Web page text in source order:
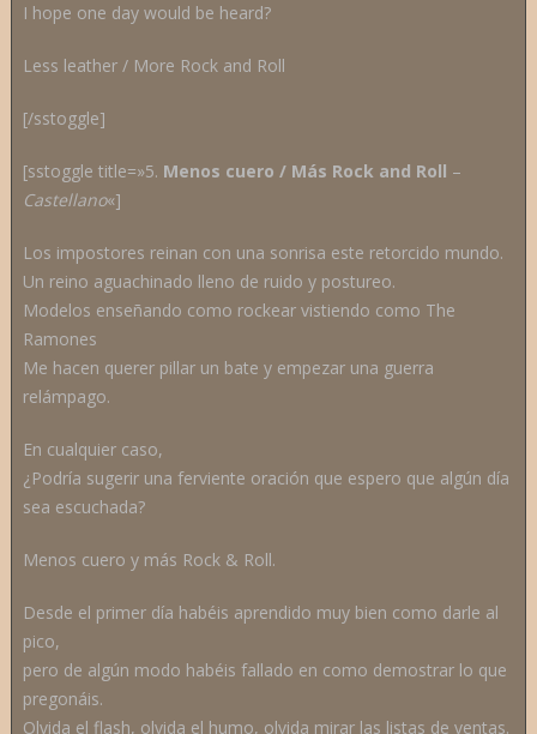
I hope one day would be heard?
Less leather / More Rock and Roll
[/sstoggle]
[sstoggle title=»5. Menos cuero / Más Rock and Roll –
Castellano«]
Los impostores reinan con una sonrisa este retorcido mundo.
Un reino aguachinado lleno de ruido y postureo.
Modelos enseñando como rockear vistiendo como The
Ramones
Me hacen querer pillar un bate y empezar una guerra
relámpago.
En cualquier caso,
¿Podría sugerir una ferviente oración que espero que algún día
sea escuchada?
Menos cuero y más Rock & Roll.
Desde el primer día habéis aprendido muy bien como darle al
pico,
pero de algún modo habéis fallado en como demostrar lo que
pregonáis.
Olvida el flash, olvida el humo, olvida mirar las listas de ventas.